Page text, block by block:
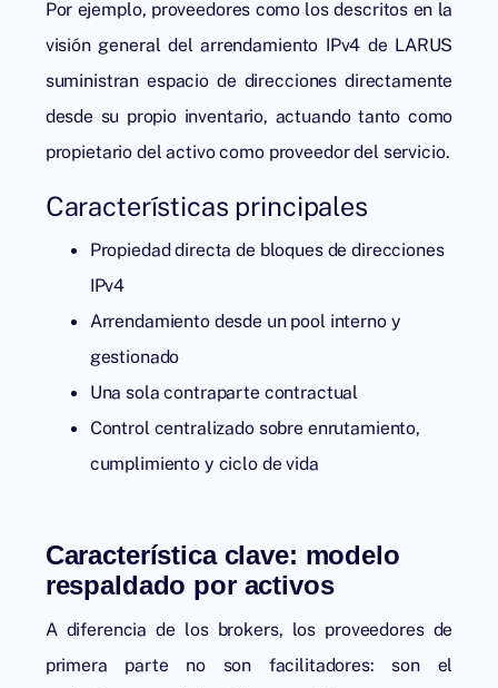
Por ejemplo, proveedores como los descritos en la
visión general del arrendamiento IPv4 de LARUS
suministran espacio de direcciones directamente
desde su propio inventario, actuando tanto como
propietario del activo como proveedor del servicio.
Características principales
Propiedad directa de bloques de direcciones
IPv4
Arrendamiento desde un pool interno y
gestionado
Una sola contraparte contractual
Control centralizado sobre enrutamiento,
cumplimiento y ciclo de vida
Característica clave: modelo
respaldado por activos
A diferencia de los brokers, los proveedores de
primera parte no son facilitadores: son el